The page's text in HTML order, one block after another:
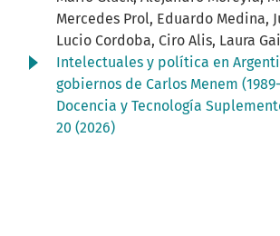
Mercedes Prol, Eduardo Medina,
Lucio Cordoba, Ciro Alis, Laura
Intelectuales y política en
gobiernos de Carlos Menem
Docencia y Tecnología
20 (2026)